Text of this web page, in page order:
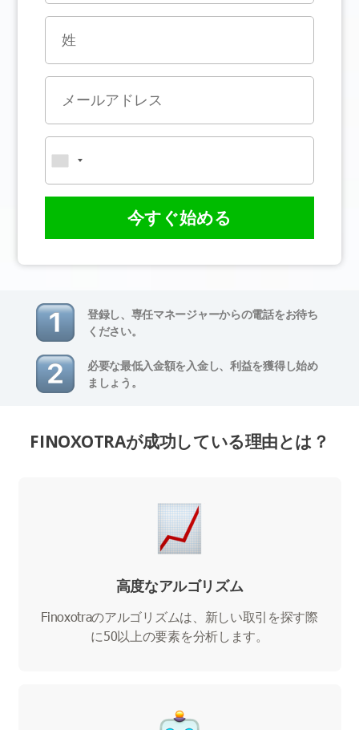
今すぐ始める
登録し、専任マネージャーからの電話をお待ち
ください。
必要な最低入金額を入金し、利益を獲得し始め
ましょう。
FINOXOTRAが成功している理由とは？
高度なアルゴリズム
Finoxotraのアルゴリズムは、新しい取引を探す際
に50以上の要素を分析します。